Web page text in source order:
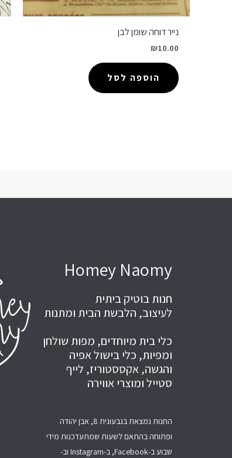
נייר דוחה שומן לבן
₪10.00
הוספה לסל
Homey Naomy
חנות בוטיק ביתית
לעיצוב, הלבשת הבית ומתנות
כלי בית מיוחדים, מפות שולחן
ומפיות, כלי בישול אפיה
והגשה, אקססטוריז, לייף
סטייל ומוצרי אווירה
החנות נמצאת בגבעונית 8, אבן יהודה
ופתוחה בהתאם לשעות שמתעדכנות מידי
שבוע ב-Facebook, ב-Instagram וב-